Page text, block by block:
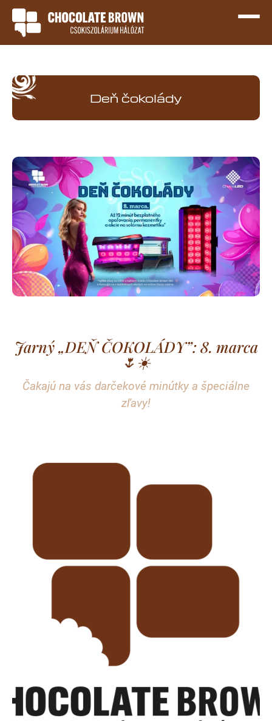
Deň čokolády
Jarný „DEŇ ČOKOLÁDY”: 8. marca
🌷☀️
Čakajú na vás darčekové minútky a špeciálne
zľavy!